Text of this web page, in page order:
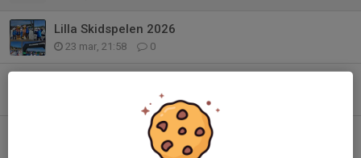
Lilla Skidspelen 2026
23 mar, 21:58 0
1